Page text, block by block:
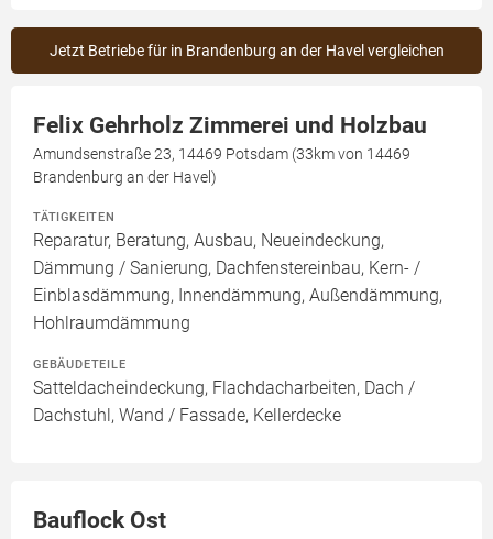
Jetzt Betriebe für in Brandenburg an der Havel vergleichen
Felix Gehrholz Zimmerei und Holzbau
Amundsenstraße 23, 14469 Potsdam (33km von 14469
Brandenburg an der Havel)
TÄTIGKEITEN
Reparatur, Beratung, Ausbau, Neueindeckung,
Dämmung / Sanierung, Dachfenstereinbau, Kern- /
Einblasdämmung, Innendämmung, Außendämmung,
Hohlraumdämmung
GEBÄUDETEILE
Satteldacheindeckung, Flachdacharbeiten, Dach /
Dachstuhl, Wand / Fassade, Kellerdecke
Bauflock Ost